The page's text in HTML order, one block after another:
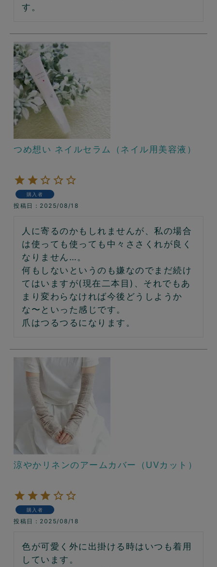
す。
つめ想い ネイルセラム（ネイル用美容液）
購入者
投稿日 2025/08/18
人に寄るのかもしれませんが、私の場合
は使っても使っても中々ささくれが良く
なりません…。
何もしないというのも嫌なのでまだ続け
てはいますが(現在二本目)、それでもあ
まり変わらなければ今後どうしようか
な〜といった感じです。
爪はつるつるになります。
涼やかリネンのアームカバー（UVカット）
購入者
投稿日 2025/08/18
色が可愛く外に出掛ける時はいつも着用
しています。